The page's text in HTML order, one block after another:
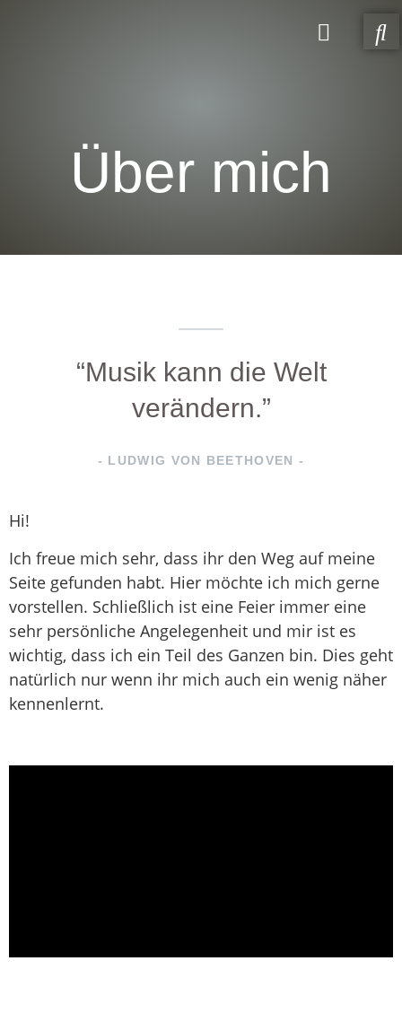
Über mich
“Musik kann die Welt
verändern.”
- LUDWIG VON BEETHOVEN -
Hi!
Ich freue mich sehr, dass ihr den Weg auf meine
Seite gefunden habt. Hier möchte ich mich gerne
vorstellen. Schließlich ist eine Feier immer eine
sehr persönliche Angelegenheit und mir ist es
wichtig, dass ich ein Teil des Ganzen bin. Dies geht
natürlich nur wenn ihr mich auch ein wenig näher
kennenlernt.